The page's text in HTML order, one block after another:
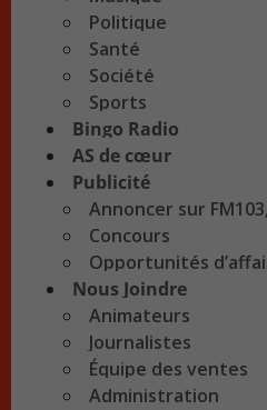
Politique
Santé
Société
Sports
Bingo Radio
AS de cœur
Publicité
Annoncer sur
Concours
Opportunités
Nous Joindre
Animateurs
Journalistes
Équipe des ventes
Administration